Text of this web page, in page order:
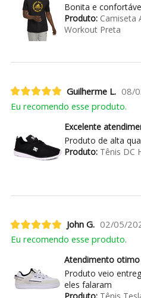
Bonita e
Produto:Camiseta
Workout Preta
Guilherme L. 08/
Eu recomendo esse produto.
Excelente
Produto de alta
Produto:Tênis DC
John G. 02/05/
Eu recomendo esse produto.
Atendimento otimo
Produto veio
eles falaram